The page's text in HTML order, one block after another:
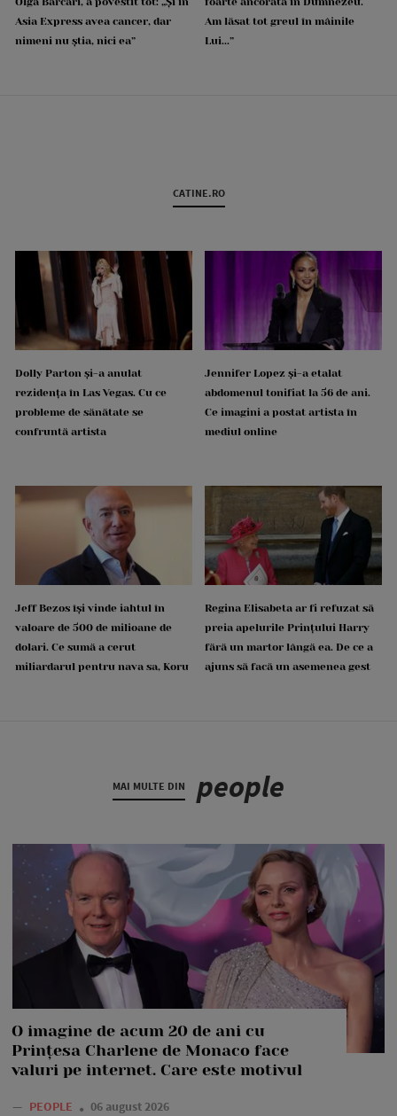
Asia Express avea cancer, dar
nimeni nu știa, nici ea”
Am lăsat tot greul în mâinile
Lui...”
CATINE.RO
Dolly Parton și-a anulat
rezidența în Las Vegas. Cu ce
probleme de sănătate se
confruntă artista
Jennifer Lopez și-a etalat
abdomenul tonifiat la 56 de ani.
Ce imagini a postat artista în
mediul online
Jeff Bezos își vinde iahtul în
valoare de 500 de milioane de
dolari. Ce sumă a cerut
miliardarul pentru nava sa, Koru
Regina Elisabeta ar fi refuzat să
preia apelurile Prințului Harry
fără un martor lângă ea. De ce a
ajuns să facă un asemenea gest
MAI MULTE DIN people
O imagine de acum 20 de ani cu
Prințesa Charlene de Monaco face
valuri pe internet. Care este motivul
— PEOPLE 06 august 2026